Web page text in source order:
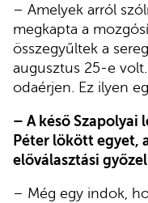
– Amelyek arról
megkapta a
összegyűltek a
augusztus 25-e
odaérjen. Ez ilyen
– A késő Szapolyai
Péter lökött egyet,
előválasztási
– Még egy indok,